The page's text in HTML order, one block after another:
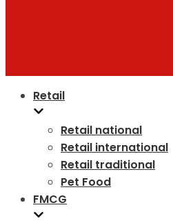
Retail
Retail national
Retail international
Retail traditional
Pet Food
FMCG